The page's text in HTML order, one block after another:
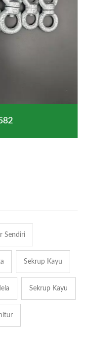
Sendiri
Sekrup Kayu
Sekrup Kayu